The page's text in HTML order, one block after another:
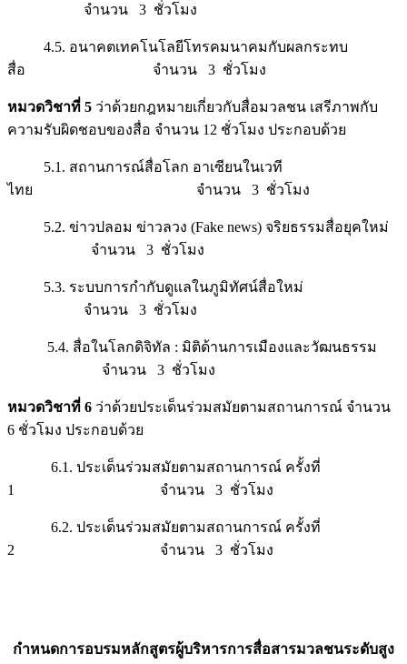
จำนวน 3 ชั่วโมง
4.5. อนาคตเทคโนโลยีโทรคมนาคมกับผลกระทบ
สื่อ จำนวน 3 ชั่วโมง
หมวดวิชาที่ 5 ว่าด้วยกฎหมายเกี่ยวกับสื่อมวลชน เสรีภาพกับ
ความรับผิดชอบของสื่อ จำนวน 12 ชั่วโมง ประกอบด้วย
5.1. สถานการณ์สื่อโลก อาเซียนในเวที
ไทย จำนวน 3 ชั่วโมง
5.2. ข่าวปลอม ข่าวลวง (Fake news) จริยธรรมสื่อยุคใหม่
จำนวน 3 ชั่วโมง
5.3. ระบบการกำกับดูแลในภูมิทัศน์สื่อใหม่
จำนวน 3 ชั่วโมง
5.4. สื่อในโลกดิจิทัล : มิติด้านการเมืองและวัฒนธรรม
จำนวน 3 ชั่วโมง
หมวดวิชาที่ 6 ว่าด้วยประเด็นร่วมสมัยตามสถานการณ์ จำนวน
6 ชั่วโมง ประกอบด้วย
6.1. ประเด็นร่วมสมัยตามสถานการณ์ ครั้งที่
1 จำนวน 3 ชั่วโมง
6.2. ประเด็นร่วมสมัยตามสถานการณ์ ครั้งที่
2 จำนวน 3 ชั่วโมง
กำหนดการอบรมหลักสูตรผู้บริหารการสื่อสารมวลชนระดับสูง